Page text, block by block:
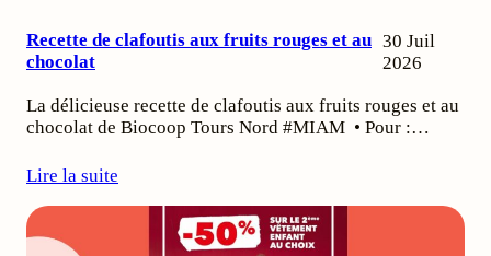
Recette de clafoutis aux fruits rouges et au
chocolat
30 Juil
2026
La délicieuse recette de clafoutis aux fruits rouges et au
chocolat de Biocoop Tours Nord #MIAM • Pour :…
Lire la suite